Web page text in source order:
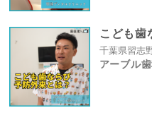
こども歯
千葉県習志
アーブル